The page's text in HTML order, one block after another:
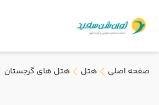
صفحه اصلی هتل هتل های گرجستان